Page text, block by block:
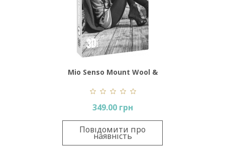
Mio Senso Mount Wool &
Rabbit Down
349.00 грн
Повідомити про
наявність